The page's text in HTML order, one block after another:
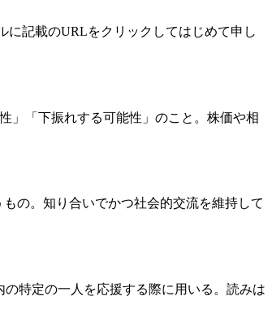
に記載のURLをクリックしてはじめて申し
」「下振れする可能性」のこと。株価や相
の。知り合いでかつ社会的交流を維持して
特定の一人を応援する際に用いる。読みは